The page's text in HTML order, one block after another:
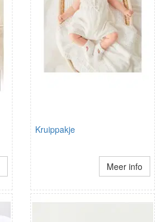
Kruippakje
Meer info